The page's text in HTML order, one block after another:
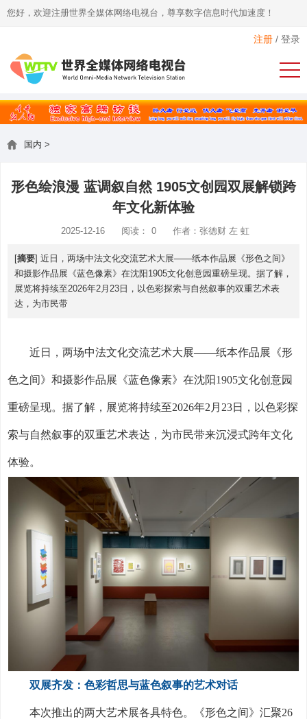
您好，欢迎注册世界全媒体网络电视台，尊享数字信息时代加速度！
注册 / 登录
国内 >
形色绘浪漫 蓝调叙自然 1905文创园双展解锁跨
年文化新体验
2025-12-16 阅读： 0 作者：张德财 左 虹
[摘要] 近日，两场中法文化交流艺术大展——纸本作品展《形色之间》
和摄影作品展《蓝色像素》在沈阳1905文化创意园重磅呈现。据了解，
展览将持续至2026年2月23日，以色彩探索与自然叙事的双重艺术表
达，为市民带
近日，两场中法文化交流艺术大展——纸本作品展《形
色之间》和摄影作品展《蓝色像素》在沈阳 1905文化创意园
重磅呈现。据了解，展览将持续至2026年2 月 23日，以色彩探
索与自然叙事的双重艺术表达，为市民带来沉浸式跨年文化
体验。
双展齐发：色彩哲思与蓝色叙事的艺术对话
本次推出的两大艺术展各具特色。《形色之间》汇聚26